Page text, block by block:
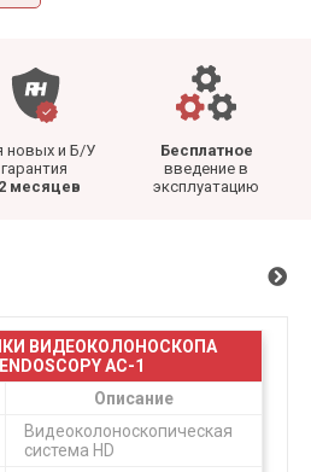
новых и Б/У
гарантия
месяцев
Бесплатное
введение в
эксплуатацию
ВИДЕОКОЛОНОСКОПА
AC-1
Описание
Видеоколоноскопическая
система HD